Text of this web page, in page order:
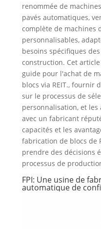
renommée de
pavés automatiques,
complète de machines
personnalisables,
besoins spécifiques
construction. Cet
guide pour l'achat de
blocs via REIT., fournir
sur le processus de
personnalisation, et
avec un fabricant
capacités et les
fabrication de blocs de
prendre des décisions
processus de
FPI: Une usine de
automatique de